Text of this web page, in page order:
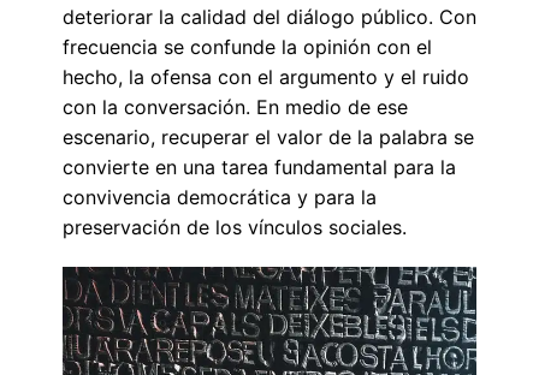
deteriorar la calidad del diálogo público. Con
frecuencia se confunde la opinión con el
hecho, la ofensa con el argumento y el ruido
con la conversación. En medio de ese
escenario, recuperar el valor de la palabra se
convierte en una tarea fundamental para la
convivencia democrática y para la
preservación de los vínculos sociales.